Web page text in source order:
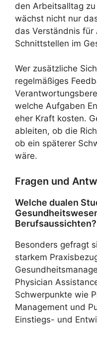
den Arbeitsalltag
wächst nicht nur
das Verständnis für
Schnittstellen im
Wer zusätzliche
regelmäßiges
welche Aufgaben
eher Kraft kosten.
ableiten, ob die
ob ein späterer
wäre.
Fragen und
Welche dualen
Berufsaussichten?
Besonders gefragt
starkem
Physician
Schwerpunkte wie
Management und
Einstiegs- und